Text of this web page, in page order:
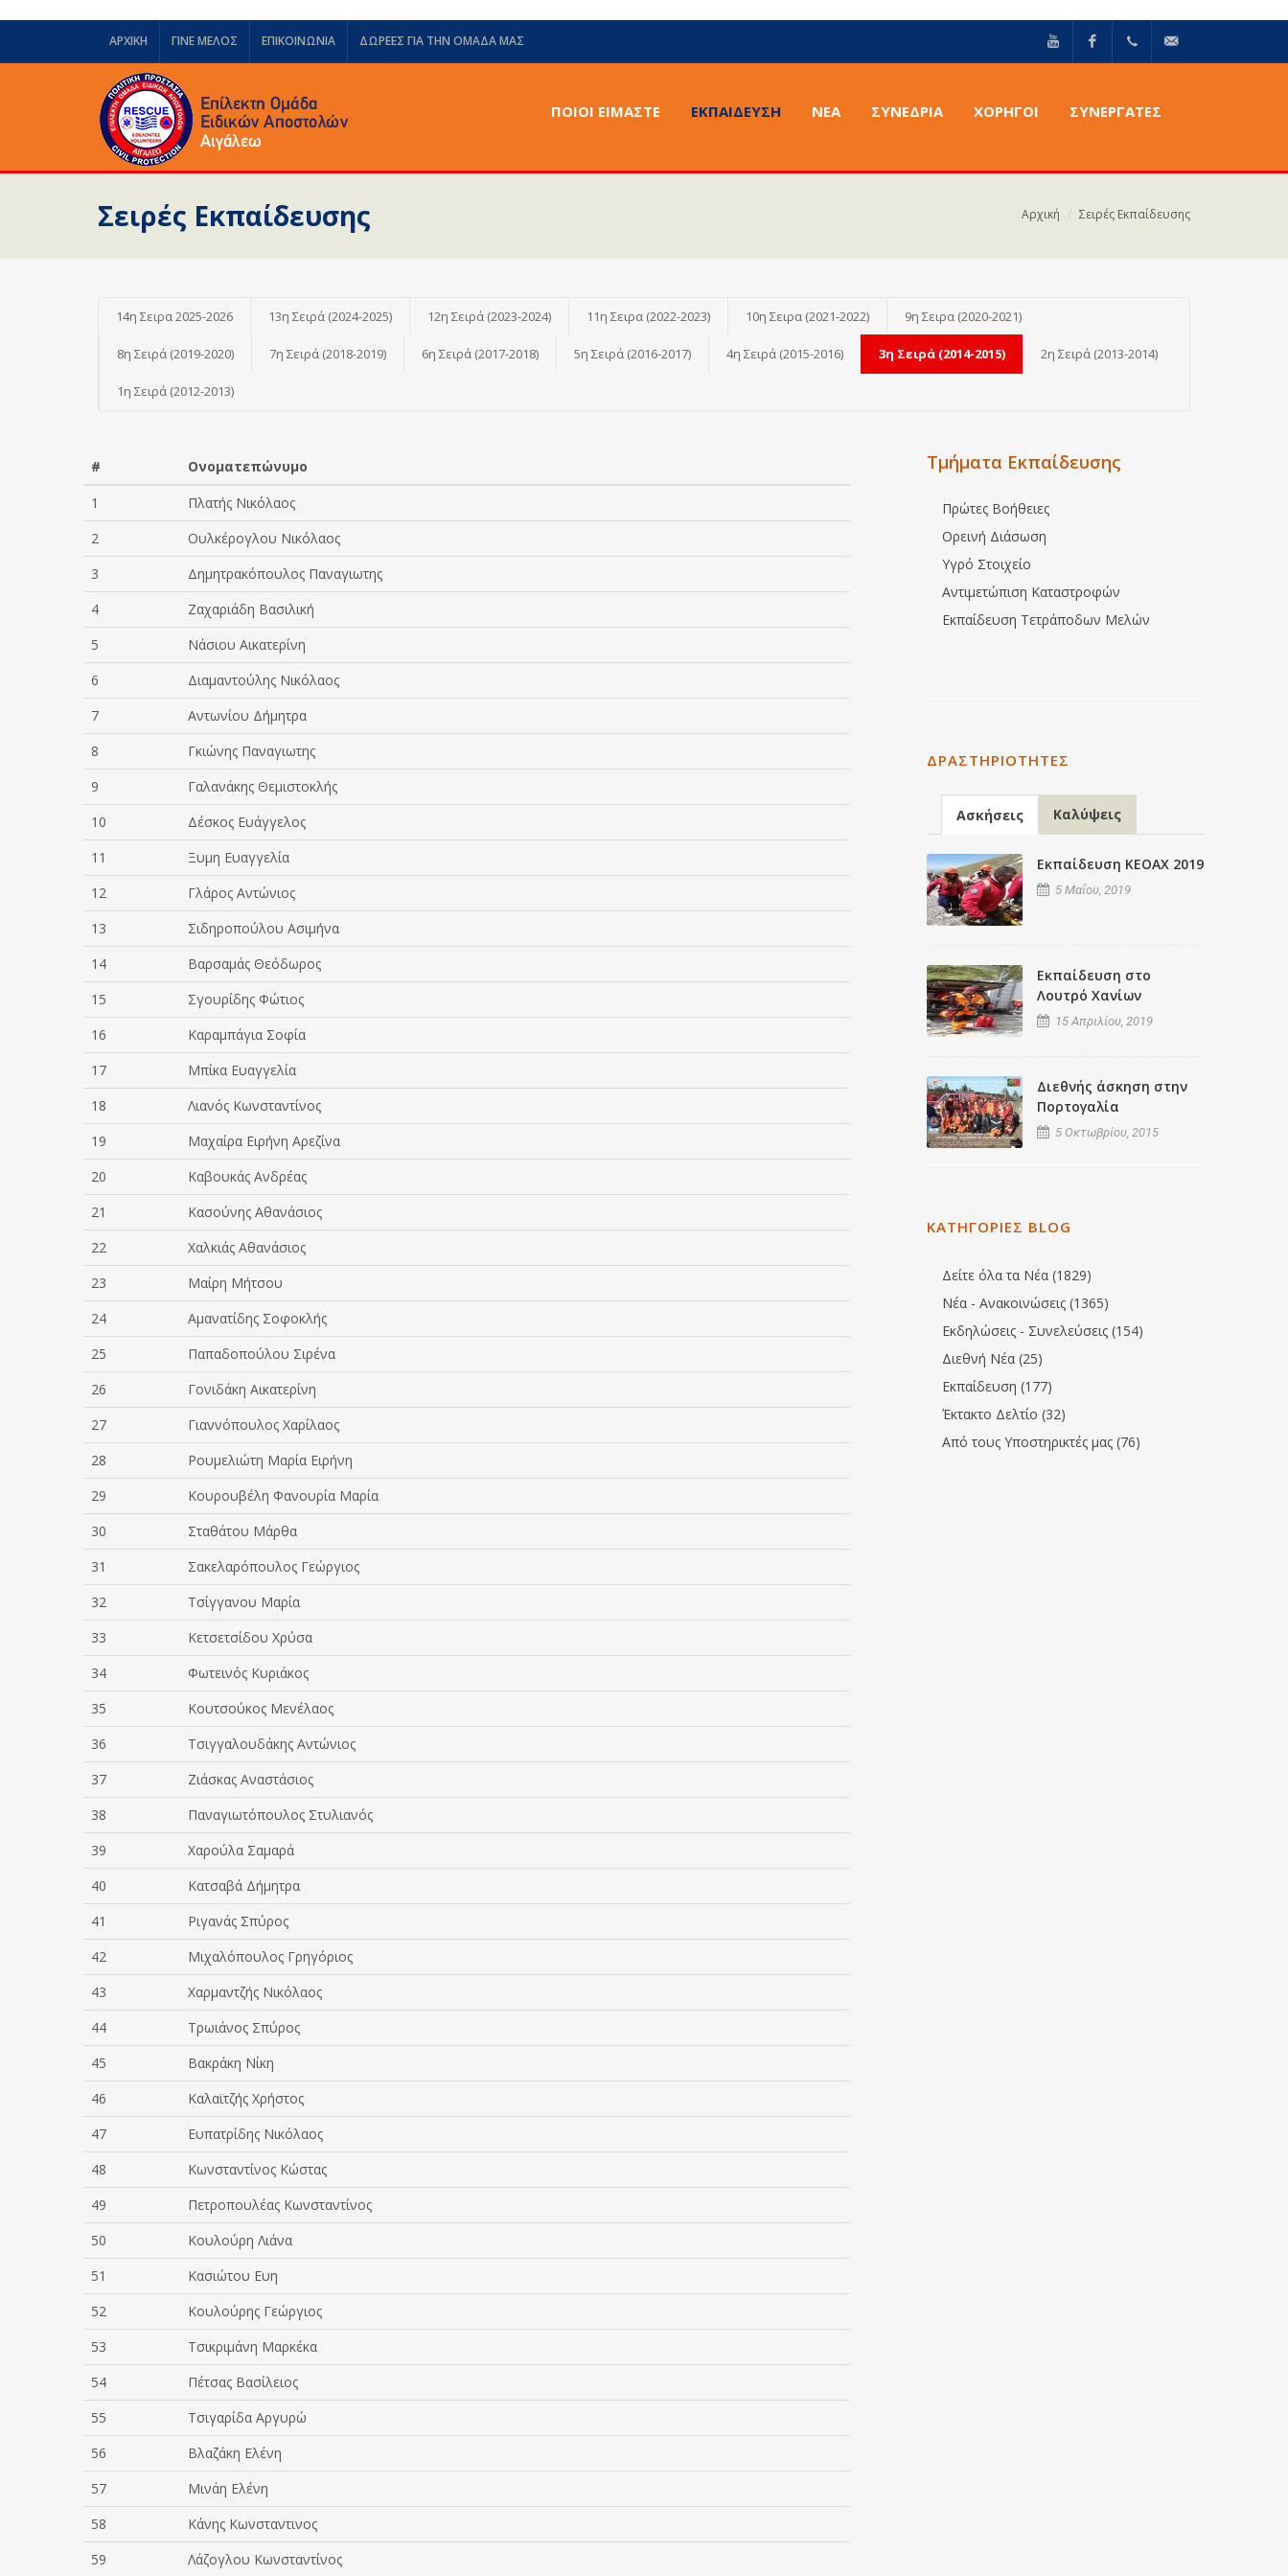
ΑΡΧΙΚΗ ΓΙΝΕ ΜΕΛΟΣ ΕΠΙΚΟΙΝΩΝΙΑ ΔΩΡΕΈΣ ΓΙΑ ΤΗΝ ΟΜΆΔΑ ΜΑΣ
ΠΟΙΟΙ ΕΙΜΑΣΤΕ ΕΚΠΑΙΔΕΥΣΗ ΝΈΑ ΣΥΝΈΔΡΙΑ ΧΟΡΗΓΟΙ ΣΥΝΕΡΓΑΤΕΣ
Σειρές Εκπαίδευσης Αρχική Σειρές Εκπαίδευσης
14η Σειρα 2025-2026 13η Σειρά (2024-2025) 12η Σειρά (2023-2024) 11η Σειρα (2022-2023) 10η Σειρα (2021-2022) 9η Σειρα (2020-2021)
8η Σειρά (2019-2020) 7η Σειρά (2018-2019) 6η Σειρά (2017-2018) 5η Σειρά (2016-2017) 4η Σειρά (2015-2016) 3η Σειρά (2014-2015) 2η Σειρά (2013-2014)
1η Σειρά (2012-2013)
#
Ονοματεπώνυμο
1
Πλατής Νικόλαος
2
Ουλκέρογλου Νικόλαος
3
Δημητρακόπουλος Παναγιωτης
4
Zαχαριάδη Βασιλική
5
Νάσιου Αικατερίνη
6
Διαμαντούλης Νικόλαος
7
Αντωνίου Δήμητρα
8
Γκιώνης Παναγιωτης
9
Γαλανάκης Θεμιστοκλής
10
Δέσκος Ευάγγελος
11
Ξυμη Ευαγγελία
12
Γλάρος Αντώνιος
13
Σιδηροπούλου Ασιμήνα
14
Βαρσαμάς Θεόδωρος
15
Σγουρίδης Φώτιος
16
Καραμπάγια Σοφία
17
Μπίκα Ευαγγελία
18
Λιανός Κωνσταντίνος
19
Μαχαίρα Ειρήνη Αρεζίνα
20
Καβουκάς Ανδρέας
21
Κασούνης Αθανάσιος
22
Χαλκιάς Αθανάσιος
23
Μαίρη Μήτσου
24
Αμανατίδης Σοφοκλής
25
Παπαδοπούλου Σιρένα
26
Γονιδάκη Αικατερίνη
27
Γιαννόπουλος Χαρίλαος
28
Ρουμελιώτη Μαρία Ειρήνη
29
Κουρουβέλη Φανουρία Μαρία
30
Σταθάτου Μάρθα
31
Σακελαρόπουλος Γεώργιος
32
Τσίγγανου Μαρία
33
Κετσετσίδου Χρύσα
34
Φωτεινός Κυριάκος
35
Κουτσούκος Μενέλαος
36
Τσιγγαλουδάκης Αντώνιος
37
Ζιάσκας Αναστάσιος
38
Παναγιωτόπουλος Στυλιανός
39
Χαρούλα Σαμαρά
40
Κατσαβά Δήμητρα
41
Ριγανάς Σπύρος
42
Μιχαλόπουλος Γρηγόριος
43
Χαρμαντζής Νικόλαος
44
Τρωιάνος Σπύρος
45
Βακράκη Νίκη
46
Καλαϊτζής Χρήστος
47
Ευπατρίδης Νικόλαος
48
Kωνσταντίνος Κώστας
49
Πετροπουλέας Κωνσταντίνος
50
Κουλούρη Λιάνα
51
Κασιώτου Ευη
52
Κουλούρης Γεώργιος
53
Τσικριμάνη Μαρκέκα
54
Πέτσας Βασίλειος
55
Τσιγαρίδα Αργυρώ
56
Βλαζάκη Ελένη
57
Μινάη Ελένη
58
Κάνης Κωνσταντινος
59
Λάζογλου Κωνσταντίνος
Τμήματα Εκπαίδευσης
Πρώτες Βοήθειες
Ορεινή Διάσωση
Υγρό Στοιχείο
Αντιμετώπιση Καταστροφών
Εκπαίδευση Τετράποδων Μελών
ΔΡΑΣΤΗΡΙΌΤΗΤΕΣ
Ασκήσεις Καλύψεις
Εκπαίδευση ΚΕΟΑΧ 2019
5 Μαΐου, 2019
Εκπαίδευση στο
Λουτρό Χανίων
15 Απριλίου, 2019
Διεθνής άσκηση στην
Πορτογαλία
5 Οκτωβρίου, 2015
ΚΑΤΗΓΟΡΙΕΣ BLOG
Δείτε όλα τα Νέα (1829)
Νέα - Ανακοινώσεις (1365)
Εκδηλώσεις - Συνελεύσεις (154)
Διεθνή Νέα (25)
Εκπαίδευση (177)
Έκτακτο Δελτίο (32)
Από τους Υποστηρικτές μας (76)